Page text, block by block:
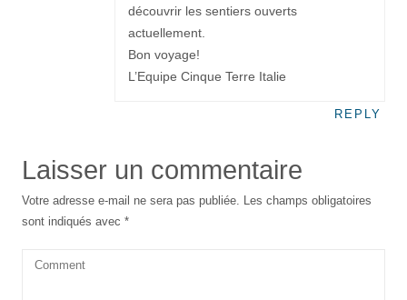
découvrir les sentiers ouverts
actuellement.
Bon voyage!
L’Equipe Cinque Terre Italie
REPLY
Laisser un commentaire
Votre adresse e-mail ne sera pas publiée.
Les champs obligatoires
sont indiqués avec*